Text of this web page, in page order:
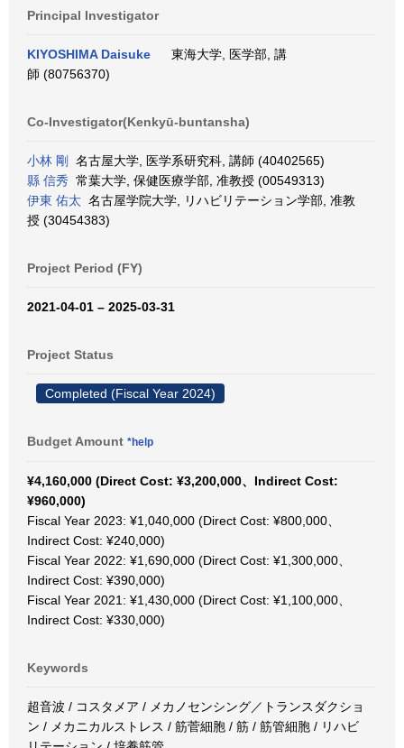
Principal Investigator
KIYOSHIMA Daisuke
東海大学, 医学部, 講
師 (80756370)
Co-Investigator(Kenkyū-buntansha)
小林 剛
名古屋大学, 医学系研究科, 講師 (40402565)
縣 信秀 常葉大学, 保健医療学部, 准教授 (00549313)
伊東 佑太 名古屋学院大学, リハビリテーション学部, 准教
授 (30454383)
Project Period (FY)
2021-04-01 – 2025-03-31
Project Status
Completed (Fiscal Year 2024)
Budget Amount *help
¥4,160,000 (Direct Cost: ¥3,200,000、Indirect Cost:
¥960,000)
Fiscal Year 2023: ¥1,040,000 (Direct Cost: ¥800,000、
Indirect Cost: ¥240,000)
Fiscal Year 2022: ¥1,690,000 (Direct Cost: ¥1,300,000、
Indirect Cost: ¥390,000)
Fiscal Year 2021: ¥1,430,000 (Direct Cost: ¥1,100,000、
Indirect Cost: ¥330,000)
Keywords
超音波 / コスタメア / メカノセンシング／トランスダクショ
ン / メカニカルストレス / 筋菅細胞 / 筋 / 筋管細胞 / リハビ